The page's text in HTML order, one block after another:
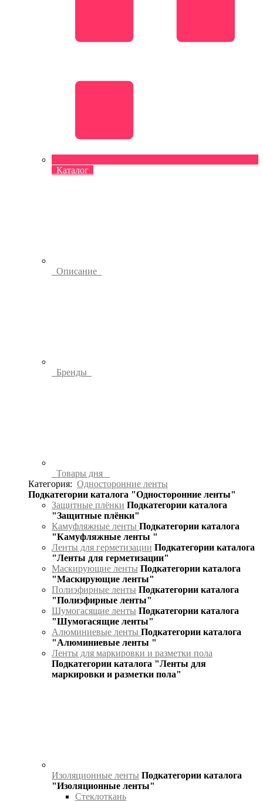
Каталог
Описание
Бренды
Товары дня
Категория: Односторонние ленты
Подкатегории каталога "Односторонние ленты"
Защитные плёнки Подкатегории каталога
"Защитные плёнки"
Камуфляжные ленты Подкатегории каталога
"Камуфляжные ленты "
Ленты для герметизации Подкатегории каталога
"Ленты для герметизации"
Маскирующие ленты Подкатегории каталога
"Маскирующие ленты"
Полиэфирные ленты Подкатегории каталога
"Полиэфирные ленты"
Шумогасящие ленты Подкатегории каталога
"Шумогасящие ленты"
Алюминиевые ленты Подкатегории каталога
"Алюминиевые ленты "
Ленты для маркировки и разметки пола
Подкатегории каталога "Ленты для
маркировки и разметки пола"
Изоляционные ленты Подкатегории каталога
"Изоляционные ленты"
Стеклоткань